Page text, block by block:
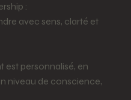
:
avec sens, clarté et
personnalisé, en
niveau de conscience,